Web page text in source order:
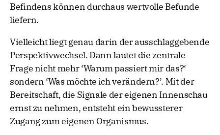
Befindens können durchaus wertvolle Befunde
liefern.
Vielleicht liegt genau darin der ausschlaggebende
Perspektivwechsel. Dann lautet die zentrale
Frage nicht mehr ‘Warum passiert mir das?‘
sondern ‘Was möchte ich verändern?’. Mit der
Bereitschaft, die Signale der eigenen Innenschau
ernst zu nehmen, entsteht ein bewussterer
Zugang zum eigenen Organismus.